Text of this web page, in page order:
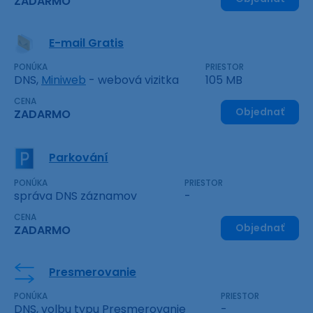
E-mail Gratis
PONÚKA
DNS, Miniweb - webová vizitka
PRIESTOR
105 MB
CENA
ZADARMO Objednať
Parkování
PONÚKA
správa DNS záznamov
PRIESTOR
-
CENA
ZADARMO Objednať
Presmerovanie
PONÚKA
DNS, volbu typu Presmerovanie
PRIESTOR
-